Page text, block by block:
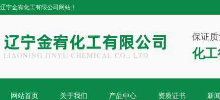
辽宁金宥化工有限公司网站！
保证
化
网站首页 关于我们 产品中心 资质证书 新